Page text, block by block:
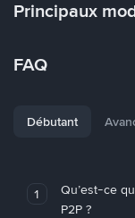
Principaux
FAQ
Débutant
1
Qu’est-ce
P2P ?